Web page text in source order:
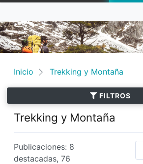
Inicio Trekking y Montaña
FILTROS
Trekking y Montaña
Publicaciones: 8
destacadas, 76